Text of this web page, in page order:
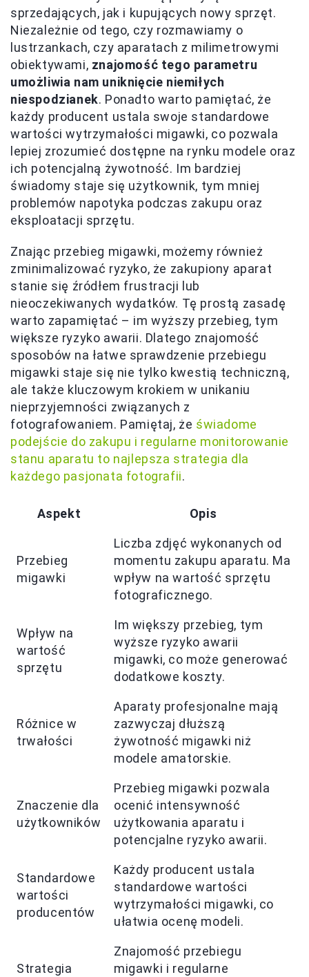
sprzedających, jak i kupujących nowy sprzęt.
Niezależnie od tego, czy rozmawiamy o
lustrzankach, czy aparatach z milimetrowymi
obiektywami, znajomość tego parametru
umożliwia nam uniknięcie niemiłych
niespodzianek. Ponadto warto pamiętać, że
każdy producent ustala swoje standardowe
wartości wytrzymałości migawki, co pozwala
lepiej zrozumieć dostępne na rynku modele oraz
ich potencjalną żywotność. Im bardziej
świadomy staje się użytkownik, tym mniej
problemów napotyka podczas zakupu oraz
eksploatacji sprzętu.
Znając przebieg migawki, możemy również
zminimalizować ryzyko, że zakupiony aparat
stanie się źródłem frustracji lub
nieoczekiwanych wydatków. Tę prostą zasadę
warto zapamiętać – im wyższy przebieg, tym
większe ryzyko awarii. Dlatego znajomość
sposobów na łatwe sprawdzenie przebiegu
migawki staje się nie tylko kwestią techniczną,
ale także kluczowym krokiem w unikaniu
nieprzyjemności związanych z
fotografowaniem. Pamiętaj, że świadome
podejście do zakupu i regularne monitorowanie
stanu aparatu to najlepsza strategia dla
każdego pasjonata fotografii.
Aspekt Opis
Przebieg
migawki
Liczba zdjęć wykonanych od
momentu zakupu aparatu. Ma
wpływ na wartość sprzętu
fotograficznego.
Wpływ na
wartość
sprzętu
Im większy przebieg, tym
wyższe ryzyko awarii
migawki, co może generować
dodatkowe koszty.
Różnice w
trwałości
Aparaty profesjonalne mają
zazwyczaj dłuższą
żywotność migawki niż
modele amatorskie.
Znaczenie dla
użytkowników
Przebieg migawki pozwala
ocenić intensywność
użytkowania aparatu i
potencjalne ryzyko awarii.
Standardowe
wartości
producentów
Każdy producent ustala
standardowe wartości
wytrzymałości migawki, co
ułatwia ocenę modeli.
Strategia
Znajomość przebiegu
migawki i regularne